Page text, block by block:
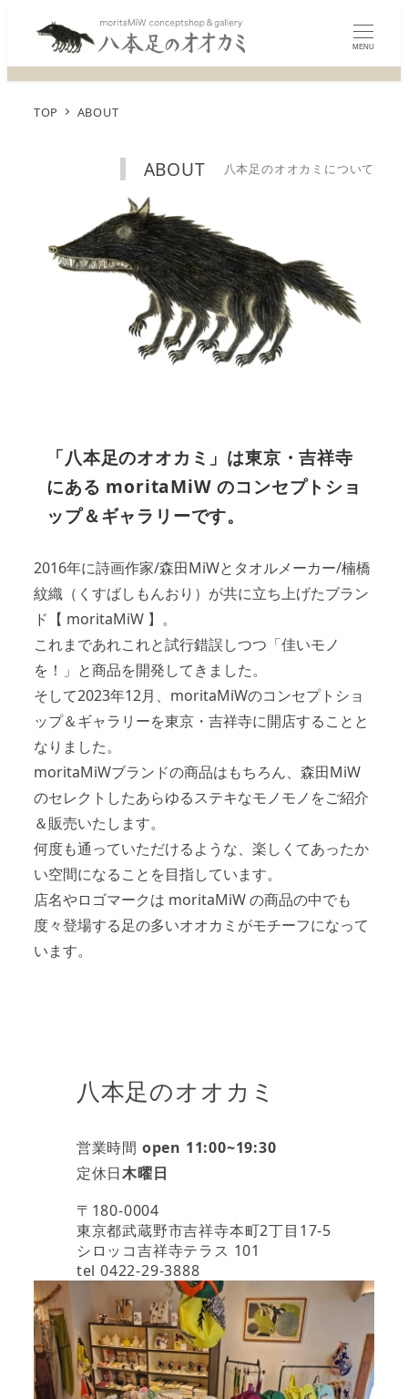
MENU
TOP ABOUT
八本足のオオカミについて
ABOUT
「八本足のオオカミ」は東京・吉祥寺
にある moritaMiW のコンセプトショ
ップ＆ギャラリーです。
2016年に詩画作家/森田MiWとタオルメーカー/楠橋
紋織（くすばしもんおり）が共に立ち上げたブラン
ド【 moritaMiW 】。
これまであれこれと試行錯誤しつつ「佳いモノ
を！」と商品を開発してきました。
そして2023年12月、moritaMiWのコンセプトショ
ップ＆ギャラリーを東京・吉祥寺に開店することと
なりました。
moritaMiWブランドの商品はもちろん、森田MiW
のセレクトしたあらゆるステキなモノモノをご紹介
＆販売いたします。
何度も通っていただけるような、楽しくてあったか
い空間になることを目指しています。
店名やロゴマークは moritaMiW の商品の中でも
度々登場する足の多いオオカミがモチーフになって
います。
八本足のオオカミ
営業時間 open 11:00~19:30
定休日木曜日
〒180-0004
東京都武蔵野市吉祥寺本町2丁目17-5
シロッコ吉祥寺テラス 101
tel 0422-29-3888